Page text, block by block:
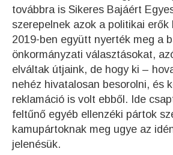
továbbra is Sikeres Bajáért
szerepelnek azok a politikai erők
2019-ben együtt nyerték meg a
önkormányzati választásokat,
elváltak útjaink, de hogy ki –
nehéz hivatalosan besorolni, és
reklamáció is volt ebből. Ide
feltűnő egyéb ellenzéki pártok
kamupártoknak meg ugye az
jelenésük.